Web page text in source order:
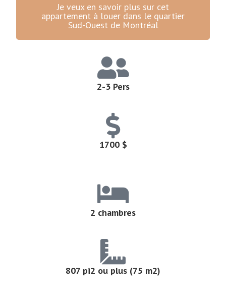
Je veux en savoir plus sur cet
appartement à louer dans le quartier
Sud-Ouest de Montréal
2-3 Pers
1700 $
2 chambres
807 pi2 ou plus (75 m2)